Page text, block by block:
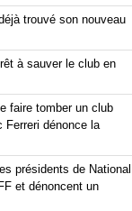
trouvé son nouveau
à sauver le club en
faire tomber un club
Ferreri dénonce la
présidents de National
et dénoncent un